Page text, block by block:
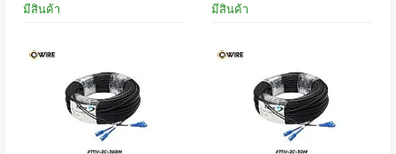
มีสินค้า มีสินค้า